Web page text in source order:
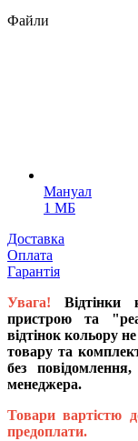
Файли
Мануал
1 МБ
Доставка
Оплата
Гарантія
Увага! Відтінки
пристрою та
відтінок кольору
товару та
без
менеджера.
Товари вартістю
предоплати.